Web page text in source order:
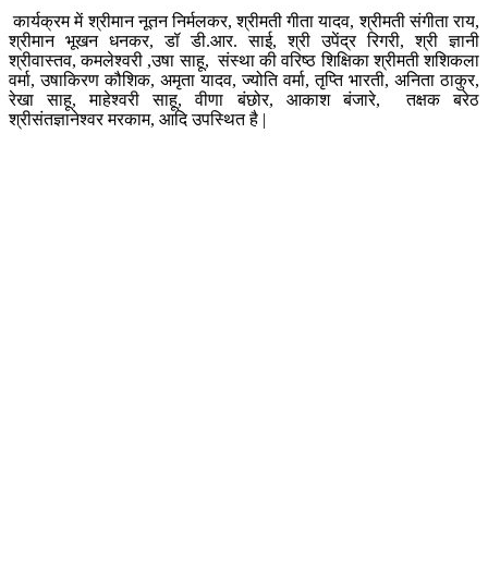
कार्यक्रम में श्रीमान नूतन निर्मलकर, श्रीमती गीता यादव, श्रीमती संगीता राय,
श्रीमान भूखन धनकर, डॉ डी.आर. साई, श्री उपेंद्र रिगरी, श्री ज्ञानी
श्रीवास्तव, कमलेश्वरी ,उषा साहू, संस्था की वरिष्ठ शिक्षिका श्रीमती शशिकला
वर्मा, उषाकिरण कौशिक, अमृता यादव, ज्योति वर्मा, तृप्ति भारती, अनिता ठाकुर,
रेखा साहू, माहेश्वरी साहू, वीणा बंछोर, आकाश बंजारे, तक्षक बरेठ
श्रीसंतज्ञानेश्वर मरकाम, आदि उपस्थित है |